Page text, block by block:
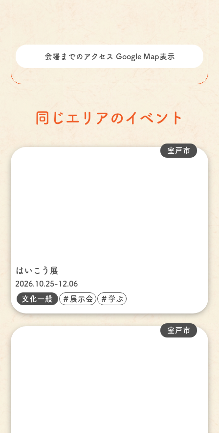
会場までのアクセス Google Map表示
同じエリアのイベント
はいこう展
2026.10.25-12.06
室戸市
文化一般 ＃展示会 ＃学ぶ
室戸市